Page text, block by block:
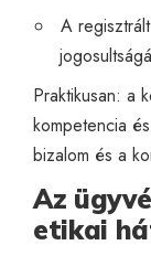
A
Praktikusan: a
kompetencia
bizalom és a
Az
etikai